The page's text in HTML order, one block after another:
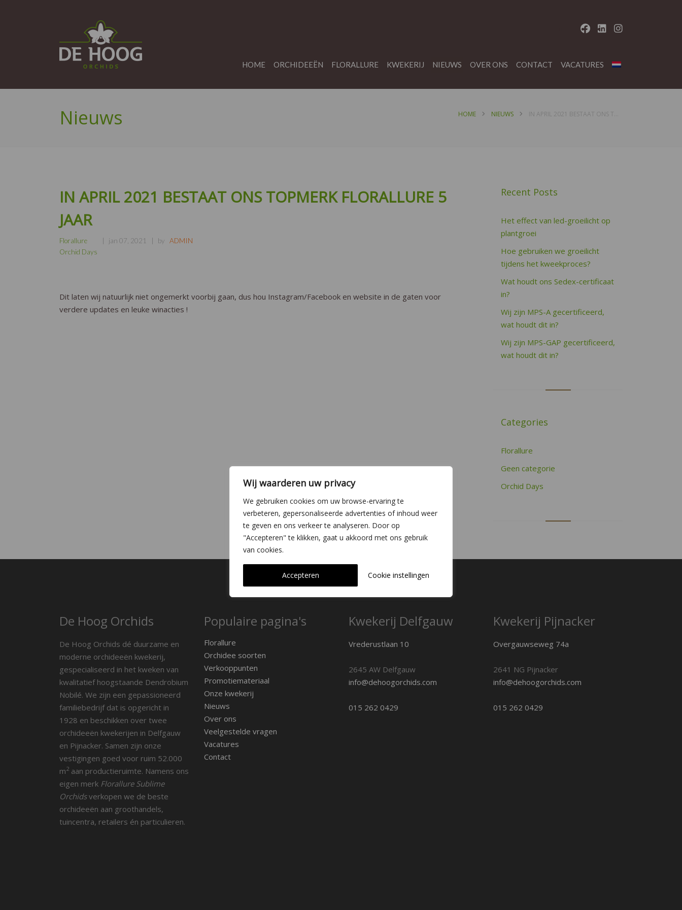
Wij waarderen uw privacy
We gebruiken cookies om uw browse-ervaring te
verbeteren, gepersonaliseerde advertenties of inhoud weer
te geven en ons verkeer te analyseren. Door op
"Accepteren" te klikken, gaat u akkoord met ons gebruik
van cookies.
Cookie instellingen
Accepteren
HOME ORCHIDEEËN FLORALLURE KWEKERIJ NIEUWS OVER ONS CONTACT VACATURES
Nieuws HOME NIEUWS
IN APRIL 2021 BESTAAT ONS TOPMERK FLORALLURE 5
JAAR
Florallure
Orchid Days
jan 07, 2021 by ADMIN
Dit laten wij natuurlijk niet ongemerkt voorbij gaan, dus hou Instagram/Facebook en website in de gaten voor
verdere updates en leuke winacties !
Recent Posts
Het effect van led-groeilicht op
plantgroei
Hoe gebruiken we groeilicht
tijdens het kweekproces?
Wat houdt ons Sedex-certificaat
in?
Wij zijn MPS-A gecertificeerd,
wat houdt dit in?
Wij zijn MPS-GAP gecertificeerd,
wat houdt dit in?
Categories
Florallure
Geen categorie
Orchid Days
De Hoog Orchids
De Hoog Orchids dé duurzame en
moderne orchideeën kwekerij,
gespecialiseerd in het kweken van
kwalitatief hoogstaande Dendrobium
Nobilé. We zijn een gepassioneerd
familiebedrijf dat is opgericht in
1928 en beschikken over twee
orchideeën kwekerijen in Delfgauw
en Pijnacker. Samen zijn onze
vestigingen goed voor ruim 52.000
m2 aan productieruimte. Namens ons
eigen merk Florallure Sublime
Orchidsverkopen we de beste
orchideeën aan groothandels,
tuincentra, retailers én particulieren.
Populaire pagina's
Florallure
Orchidee soorten
Verkooppunten
Promotiemateriaal
Onze kwekerij
Nieuws
Over ons
Veelgestelde vragen
Vacatures
Contact
Kwekerij Delfgauw
Vrederustlaan 10
2645 AW Delfgauw
info@dehoogorchids.com
015 262 0429
Kwekerij Pijnacker
Overgauwseweg 74a
2641 NG Pijnacker
info@dehoogorchids.com
015 262 0429